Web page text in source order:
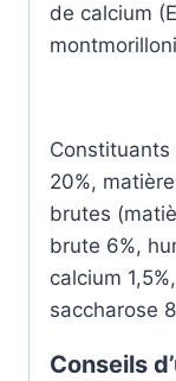
de calcium
20%,
brutes
brute 6%,
calcium
saccharose
Conseils